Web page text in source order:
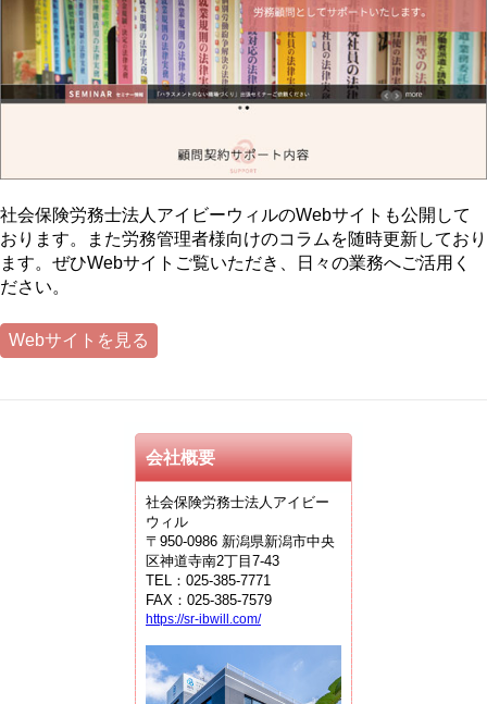
社会保険労務士法人アイビーウィルのWebサイトも公開して
おります。また労務管理者様向けのコラムを随時更新しており
ます。ぜひWebサイトご覧いただき、日々の業務へご活用く
ださい。
Webサイトを見る
会社概要
社会保険労務士法人アイビー
ウィル
〒950-0986 新潟県新潟市中央
区神道寺南2丁目7-43
TEL：025-385-7771
FAX：025-385-7579
https://sr-ibwill.com/